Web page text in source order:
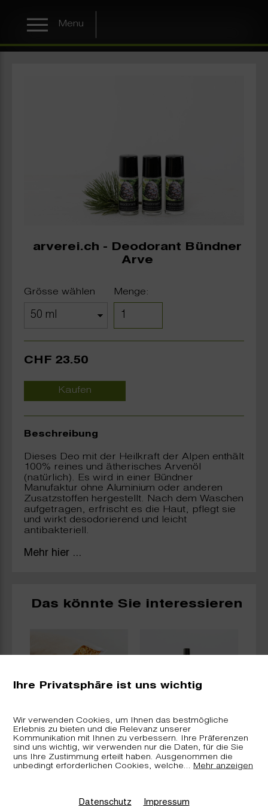
Menu
arverei.ch - Deodorant Bündner
Arve
Grösse wählen Menge:
CHF 23.50
Kaufen
Beschreibung
Dieses Deo mit der Heilkraft der Alpen enthält
100% reines und ätherisches Arvenöl
(natürlich). Es wird in einer Bündner
Manufaktur ohne Aluminium oder anderen
Zusatzstoffen hergestellt. Nach dem Waschen
aufgetragen, erfrischt es die Haut, pflegt sie
und wirkt desodorierend und leicht
antibakteriell.
Mehr hier ...
Das könnte Sie interessieren
Arvenkissen
«nature» inkl.
Nachfüllkit
arverei.ch -
Raumduft Bündner
Arve
Ihre Privatsphäre ist uns wichtig
Wir verwenden Cookies, um Ihnen das bestmögliche
Erlebnis zu bieten und die Relevanz unserer
Kommunikation mit Ihnen zu verbessern. Ihre Präferenzen
sind uns wichtig, wir verwenden nur die Daten, für die Sie
uns Ihre Zustimmung erteilt haben. Ausgenommen die
unbedingt erforderlichen Cookies, welche... Mehr anzeigen
Datenschutz Impressum